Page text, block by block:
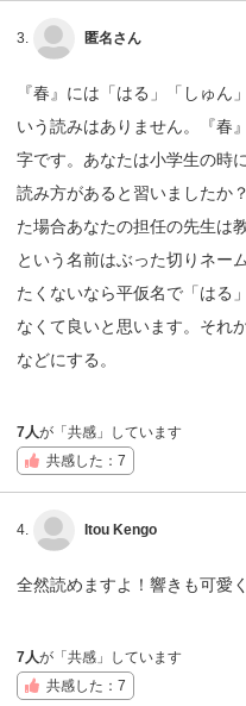
3. 匿名さん
『春』には「はる」「しゅん
いう読みはありません。『春
字です。あなたは小学生の時
読み方があると習いましたか
た場合あなたの担任の先生は
という名前はぶった切りネー
たくないなら平仮名で「はる
なくて良いと思います。それ
などにする。
7人が「共感」しています
共感した：7
4. Itou Kengo
全然読めますよ！響きも可愛
7人が「共感」しています
共感した：7